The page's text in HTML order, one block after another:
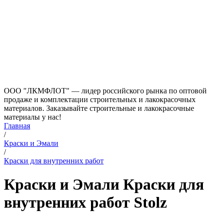
ООО "ЛКМФЛОТ" — лидер российского рынка по оптовой
продаже и комплектации строительных и лакокрасочных
материалов. Заказывайте строительные и лакокрасочные
материалы у нас!
Главная
/
Краски и Эмали
/
Краски для внутренних работ
Краски и Эмали Краски для
внутренних работ Stolz